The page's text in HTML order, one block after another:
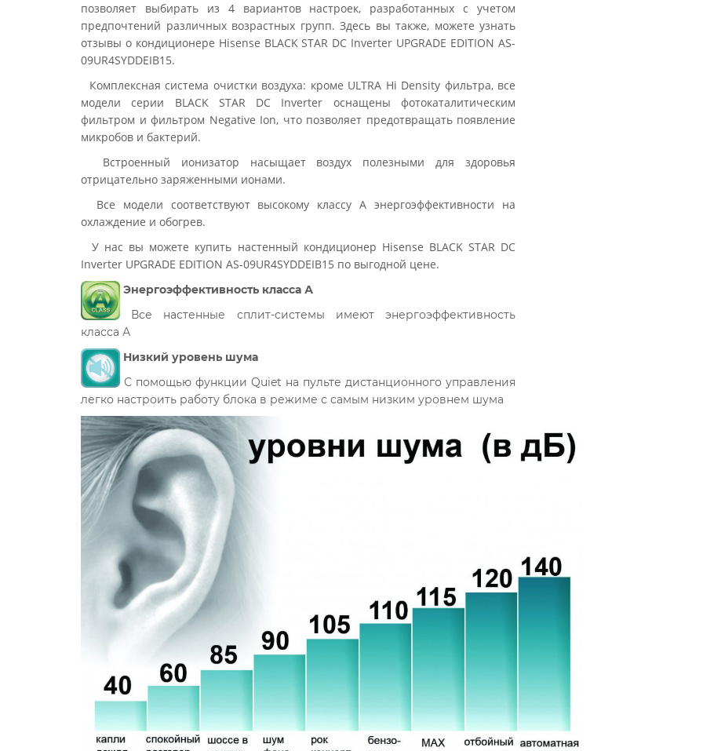
позволяет выбирать из 4 вариантов настроек, разработанных с учетом
предпочтений различных возрастных групп. Здесь вы также, можете узнать
отзывы о кондиционере Hisense BLACK STAR DC Inverter UPGRADE EDITION AS-
09UR4SYDDEIB15.
Комплексная система очистки воздуха: кроме ULTRA Hi Density фильтра, все
модели серии BLACK STAR DC Inverter оснащены фотокаталитическим
фильтром и фильтром Negative Ion, что позволяет предотвращать появление
микробов и бактерий.
Встроенный ионизатор насыщает воздух полезными для здоровья
отрицательно заряженными ионами.
Все модели соответствуют высокому классу А энергоэффективности на
охлаждение и обогрев.
У нас вы можете купить настенный кондиционер Hisense BLACK STAR DC
Inverter UPGRADE EDITION AS-09UR4SYDDEIB15 по выгодной цене.
Энергоэффективность класса А
Все настенные сплит-системы имеют энергоэффективность
класса А
Низкий уровень шума
С помощью функции Quiet на пульте дистанционного управления
легко настроить работу блока в режиме с самым низким уровнем шума